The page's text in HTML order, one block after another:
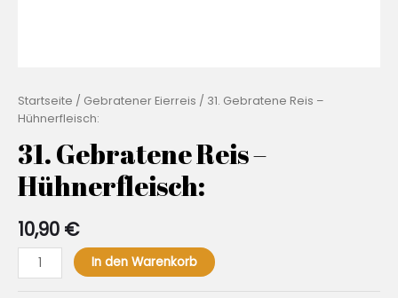
Startseite / Gebratener Eierreis / 31. Gebratene Reis –
Hühnerfleisch:
31. Gebratene Reis –
Hühnerfleisch:
10,90 €
Gebratene
In den Warenkorb